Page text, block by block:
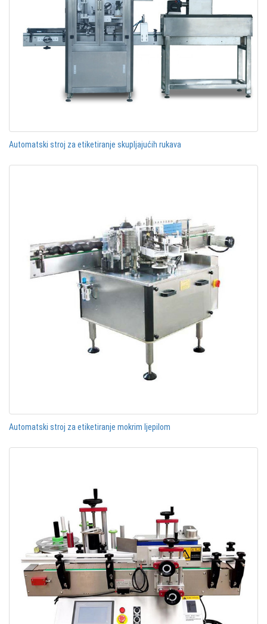
Automatski stroj za etiketiranje skupljajućih rukava
Automatski stroj za etiketiranje mokrim ljepilom